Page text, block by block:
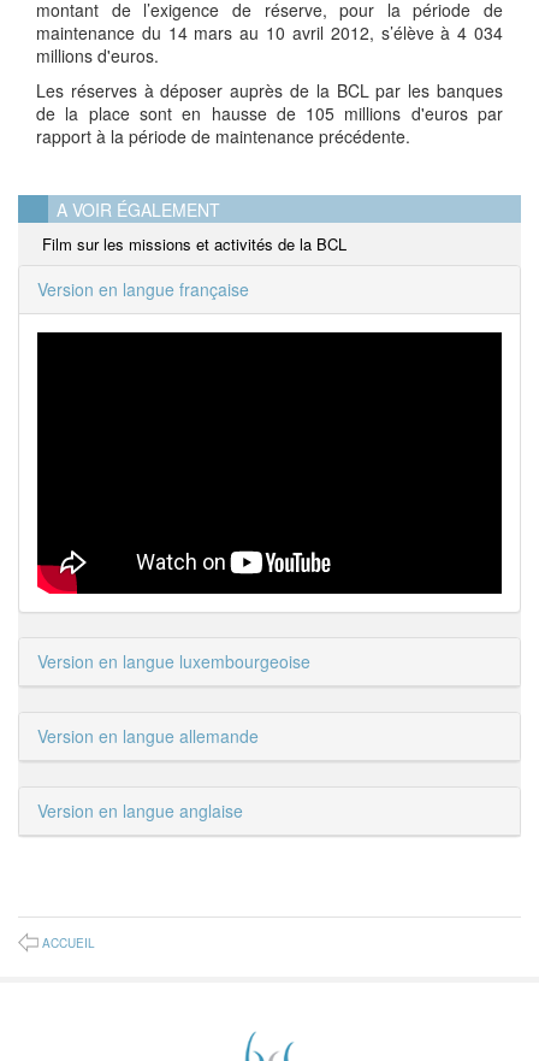
montant de l’exigence de réserve, pour la période de
maintenance du 14 mars au 10 avril 2012, s’élève à 4 034
millions d'euros.
Les réserves à déposer auprès de la BCL par les banques
de la place sont en hausse de 105 millions d'euros par
rapport à la période de maintenance précédente.
A VOIR ÉGALEMENT
Film sur les missions et activités de la BCL
Version en langue française
Version en langue luxembourgeoise
Version en langue allemande
Version en langue anglaise
ACCUEIL